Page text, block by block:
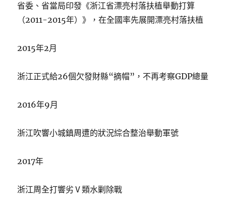
省委、省當局印發《浙江省漂亮村落扶植舉動打算
（2011-2015年）》，在全國率先展開漂亮村落扶植
2015年2月
浙江正式給26個欠發財縣“摘帽”，不再考察GDP總量
2016年9月
浙江吹響小城鎮周遭的狀況綜合整治舉動軍號
2017年
浙江周全打響劣Ⅴ類水剿除戰